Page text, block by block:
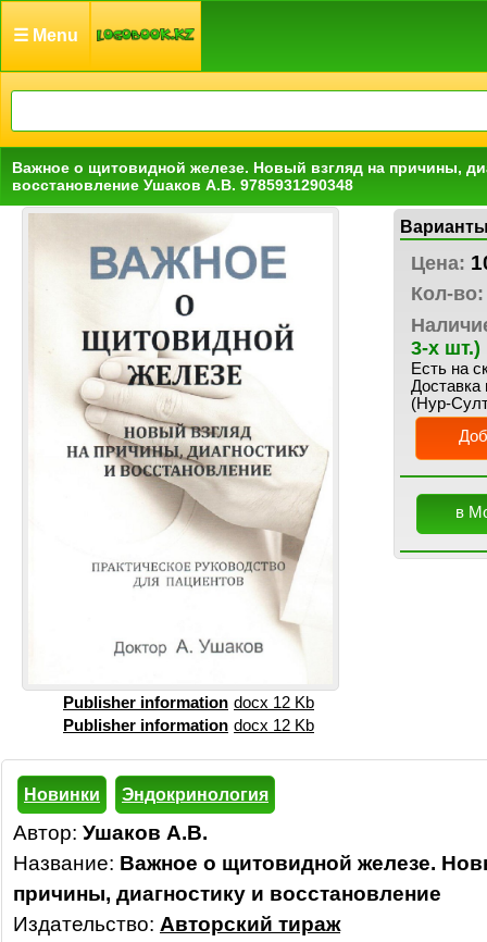
☰ Menu
Важное о щитовидной железе. Новый взгляд на причины,
восстановление Ушаков А.В. 9785931290348
Publisher information docx 12 Kb
Publisher information docx 12 Kb
Цена:
Кол-во:
3-х шт.)
Есть на
Доставка
(Нур-
в
Новинки Эндокринология
Автор: Ушаков А.В.
Название: Важное о щитовидной железе.
причины, диагностику и восстановление
Издательство: Авторский тираж